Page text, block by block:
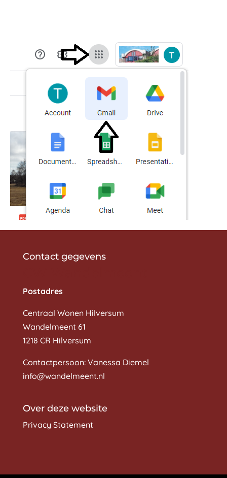
Contact gegevens
Postadres
Centraal Wonen Hilversum
Wandelmeent 61
1218 CR Hilversum
Contactpersoon: Vanessa Diemel
info@wandelmeent.nl
Over deze website
Privacy Statement